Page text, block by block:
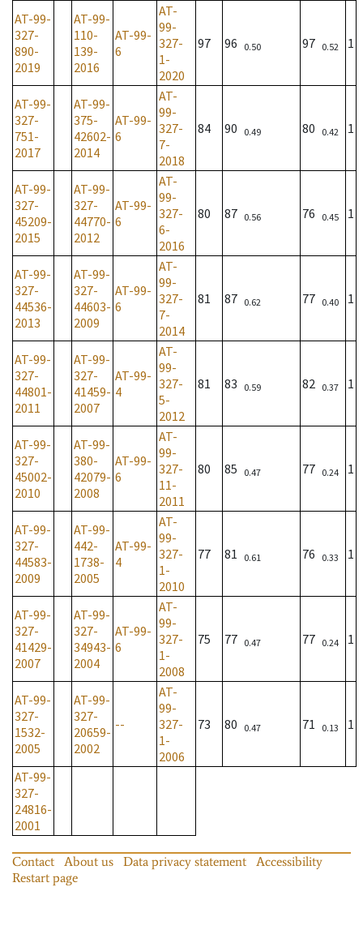
AT-99-
327-
890-
2019
AT-99-
110-
139-
2016
AT-99-
6
AT-
99-
327-
1-
2020
97 96 0.50 97 0.52 1
AT-99-
327-
751-
2017
AT-99-
375-
42602-
2014
AT-99-
6
AT-
99-
327-
7-
2018
84 90 0.49 80 0.42 1
AT-99-
327-
45209-
2015
AT-99-
327-
44770-
2012
AT-99-
6
AT-
99-
327-
6-
2016
80 87 0.56 76 0.45 1
AT-99-
327-
44536-
2013
AT-99-
327-
44603-
2009
AT-99-
6
AT-
99-
327-
7-
2014
81 87 0.62 77 0.40 1
AT-99-
327-
44801-
2011
AT-99-
327-
41459-
2007
AT-99-
4
AT-
99-
327-
5-
2012
81 83 0.59 82 0.37 1
AT-99-
327-
45002-
2010
AT-99-
380-
42079-
2008
AT-99-
6
AT-
99-
327-
11-
2011
80 85 0.47 77 0.24 1
AT-99-
327-
44583-
2009
AT-99-
442-
1738-
2005
AT-99-
4
AT-
99-
327-
1-
2010
77 81 0.61 76 0.33 1
AT-99-
327-
41429-
2007
AT-99-
327-
34943-
2004
AT-99-
6
AT-
99-
327-
1-
2008
75 77 0.47 77 0.24 1
AT-99-
327-
1532-
2005
AT-99-
327-
20659-
2002
--
AT-
99-
327-
1-
2006
73 80 0.47 71 0.13 1
AT-99-
327-
24816-
2001
Contact About us Data privacy statement
Accessibility
Restart page